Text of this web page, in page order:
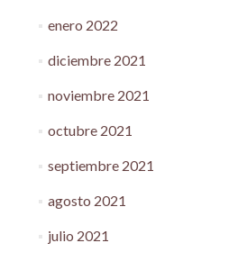
enero 2022
diciembre 2021
noviembre 2021
octubre 2021
septiembre 2021
agosto 2021
julio 2021